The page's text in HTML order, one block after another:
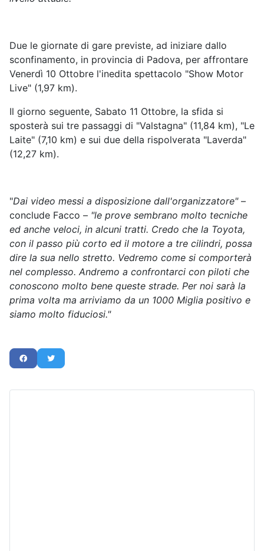
Due le giornate di gare previste, ad iniziare dallo
sconfinamento, in provincia di Padova, per affrontare
Venerdì 10 Ottobre l'inedita spettacolo "Show Motor
Live" (1,97 km).
Il giorno seguente, Sabato 11 Ottobre, la sfida si
sposterà sui tre passaggi di "Valstagna" (11,84 km), "Le
Laite" (7,10 km) e sui due della rispolverata "Laverda"
(12,27 km).
"Dai video messi a disposizione dall'organizzatore" –
conclude Facco – "le prove sembrano molto tecniche
ed anche veloci, in alcuni tratti. Credo che la Toyota,
con il passo più corto ed il motore a tre cilindri, possa
dire la sua nello stretto. Vedremo come si comporterà
nel complesso. Andremo a confrontarci con piloti che
conoscono molto bene queste strade. Per noi sarà la
prima volta ma arriviamo da un 1000 Miglia positivo e
siamo molto fiduciosi."